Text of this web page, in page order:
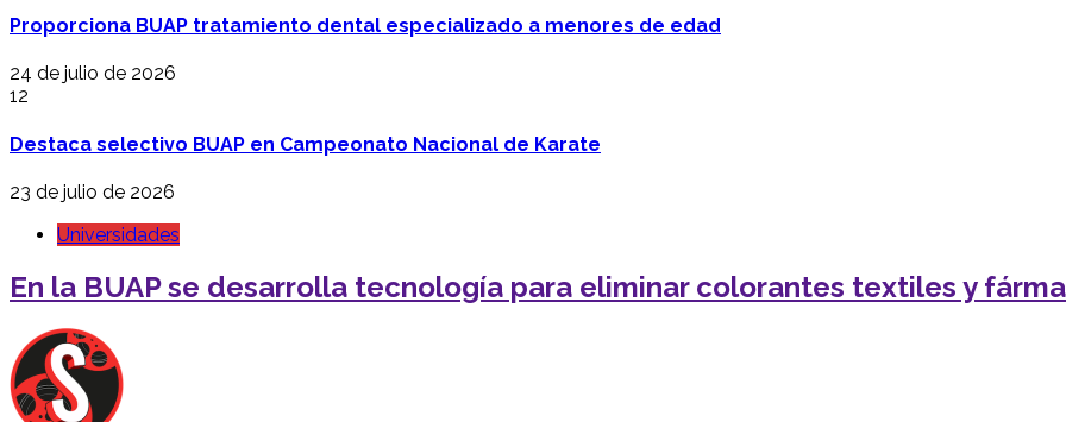
Proporciona BUAP tratamiento dental especializado a menores de edad
24 de julio de 2026
12
Destaca selectivo BUAP en Campeonato Nacional de Karate
23 de julio de 2026
Universidades
En la BUAP se desarrolla tecnología para eliminar colorantes textiles y